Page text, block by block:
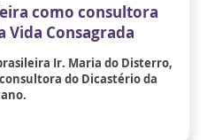
como consultora
Vida Consagrada
Ir. Maria do Disterro,
do Dicastério da